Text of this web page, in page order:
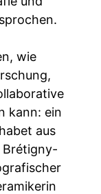
wie
kann: ein
aus
Brétigny-